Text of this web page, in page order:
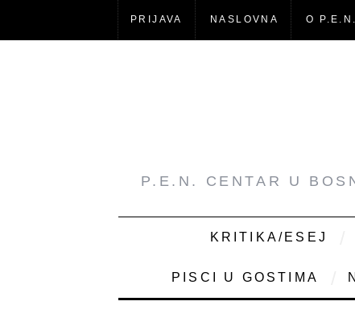
PRIJAVA NASLOVNA O
P.E.N. CENTAR U
KRITIKA/ESEJ
PISCI U GOSTIMA